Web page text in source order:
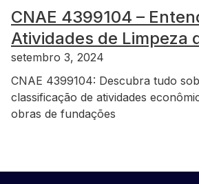
CNAE 4399104 –
Atividades de Limpeza
setembro 3, 2024
CNAE 4399104: Descubra tudo
classificação de atividades
obras de fundações